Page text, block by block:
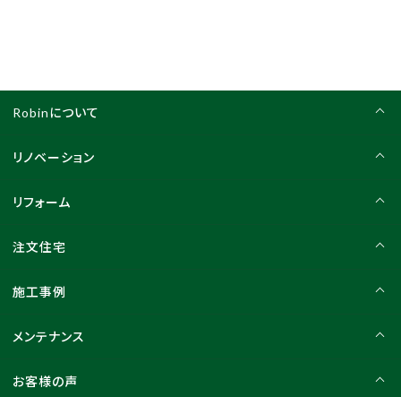
Robinについて
リノベーション
リフォーム
注文住宅
施工事例
メンテナンス
お客様の声